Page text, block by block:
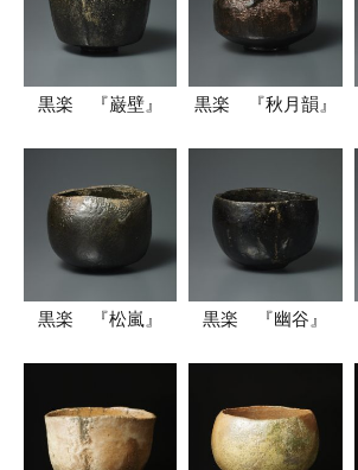
黒楽 『巌壁』 黒楽 『秋月韻』
黒楽 『松嵐』 黒楽 『幽谷』